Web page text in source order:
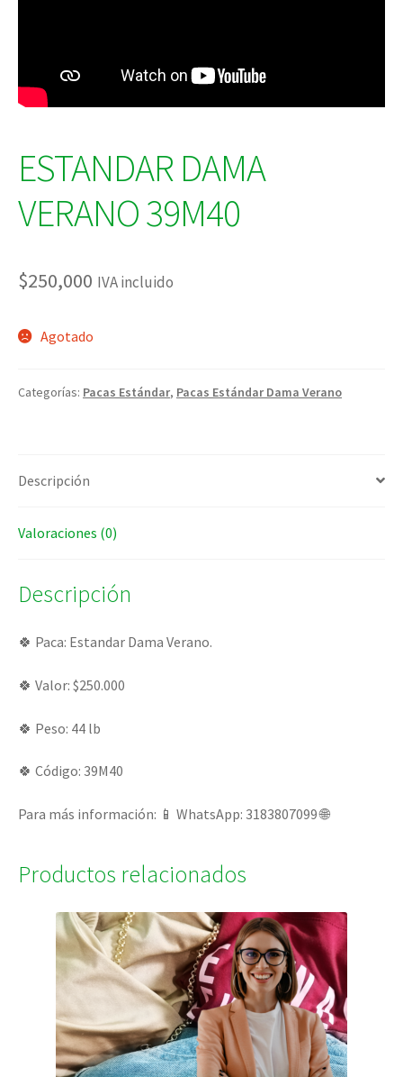
ESTANDAR DAMA
VERANO 39M40
$250,000 IVA incluido
Agotado
Categorías: Pacas Estándar, Pacas Estándar Dama Verano
Descripción
Valoraciones (0)
Descripción
­🍀 Paca: Estandar Dama Verano.
🍀 Valor: $250.000
🍀 Peso: 44 lb
🍀 Código: 39M40
Para más información: 📱 WhatsApp: 3183807099 🌐
Productos relacionados